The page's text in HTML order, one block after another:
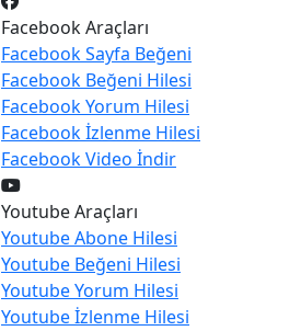
Facebook Araçları
FacebookSayfa Beğeni
Facebook Beğeni Hilesi
FacebookYorum Hilesi
Facebookİzlenme Hilesi
FacebookVideo İndir
Youtube Araçları
YoutubeAbone Hilesi
Youtube Beğeni Hilesi
YoutubeYorum Hilesi
Youtubeİzlenme Hilesi